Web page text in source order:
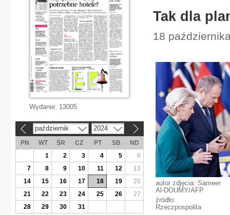
Tak dla
18
autor zdjęcia: Sameer
Al-DOUMY/AFP
źródło:
Rzeczpospolita
Wydanie: 13005
październik 2024
PN WT ŚR CZ PT SB
ND
1
2 3 4 5
6
7
8 9 10 11 12
13
14
15 16 17 18 19
20
21
22 23 24 25 26
27
28
29 30 31